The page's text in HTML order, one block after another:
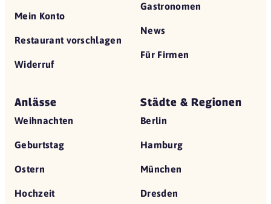
Mein Konto
Restaurant vorschlagen
Widerruf
Gastronomen
News
Für Firmen
Anlässe
Weihnachten
Geburtstag
Ostern
Hochzeit
Städte & Regionen
Berlin
Hamburg
München
Dresden